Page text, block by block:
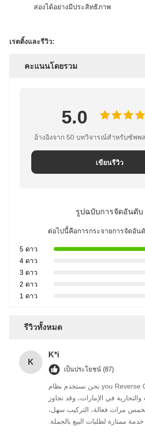
เครื่องฆ่าเชื้อโรคด้วยรังสียูวี
ข้อต่อเชื่อมต่อไส้กรองน้ำ
ที่อยู่อาศัยเมมเบรน RO
ถังน้ําอ่อนน้ํา
โซลินอยด์วาล์ว
เกจวัดความดัน
เครื่องวัดการไหล
สองได้อย่างมีประสิทธิภาพ
เรตติ้งและรีวิว:
คะแนนโดยรวม
5.0
อ้างอิงจาก 50 บทวิจารณ์สำหรับซัพพ
เขียนรีวิว
รูปฉบับการจัดอันดับ
ต่อไปนี้คือการกระจายการจัดอัน
5 ดาว
4 ดาว
3 ดาว
2 ดาว
1 ดาว
รีวิวทั้งหมด
K
K*i
เป็นประโยชน์ (87)
نحن نستخدم نظام you Reverse Osmosis هذا في
والتجارية في الإمارات، وقد تجاوز
بخمس مرات فعالة، التركيب سهل،
ممتازة لطلبات البيع بالجملة.